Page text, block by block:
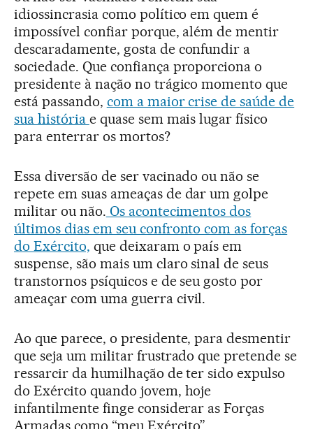
idiossincrasia como político em quem é
impossível confiar porque, além de mentir
descaradamente, gosta de confundir a
sociedade. Que confiança proporciona o
presidente à nação no trágico momento que
está passando, com a maior crise de saúde de
sua história e quase sem mais lugar físico
para enterrar os mortos?
Essa diversão de ser vacinado ou não se
repete em suas ameaças de dar um golpe
militar ou não. Os acontecimentos dos
últimos dias em seu confronto com as forças
do Exército, que deixaram o país em
suspense, são mais um claro sinal de seus
transtornos psíquicos e de seu gosto por
ameaçar com uma guerra civil.
Ao que parece, o presidente, para desmentir
que seja um militar frustrado que pretende se
ressarcir da humilhação de ter sido expulso
do Exército quando jovem, hoje
infantilmente finge considerar as Forças
Armadas como “meu Exército”.